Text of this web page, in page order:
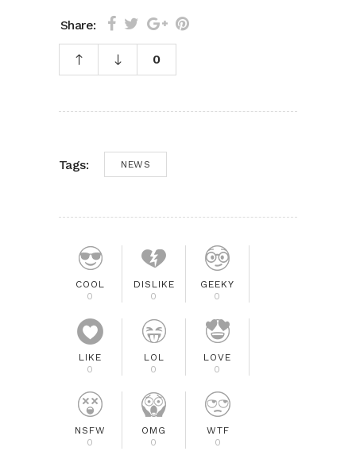
Share:
0
Tags: NEWS
COOL
0
DISLIKE
0
GEEKY
0
LIKE
0
LOL
0
LOVE
0
NSFW
0
OMG
0
WTF
0